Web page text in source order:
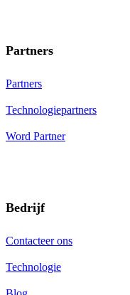
Partners
Partners
Technologiepartners
Word Partner
Bedrijf
Contacteer ons
Technologie